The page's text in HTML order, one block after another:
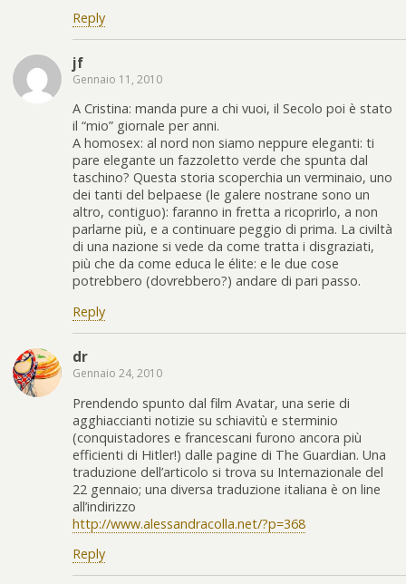
Reply
jf
Gennaio 11, 2010
A Cristina: manda pure a chi vuoi, il Secolo poi è stato
il “mio” giornale per anni.
A homosex: al nord non siamo neppure eleganti: ti
pare elegante un fazzoletto verde che spunta dal
taschino? Questa storia scoperchia un verminaio, uno
dei tanti del belpaese (le galere nostrane sono un
altro, contiguo): faranno in fretta a ricoprirlo, a non
parlarne più, e a continuare peggio di prima. La civiltà
di una nazione si vede da come tratta i disgraziati,
più che da come educa le élite: e le due cose
potrebbero (dovrebbero?) andare di pari passo.
Reply
dr
Gennaio 24, 2010
Prendendo spunto dal film Avatar, una serie di
agghiaccianti notizie su schiavitù e sterminio
(conquistadores e francescani furono ancora più
efficienti di Hitler!) dalle pagine di The Guardian. Una
traduzione dell’articolo si trova su Internazionale del
22 gennaio; una diversa traduzione italiana è on line
all’indirizzo
http://www.alessandracolla.net/?p=368
Reply